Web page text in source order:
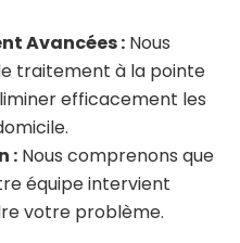
Avancées : Nous
traitement à la pointe
efficacement les
: Nous comprenons que
équipe intervient
votre problème.